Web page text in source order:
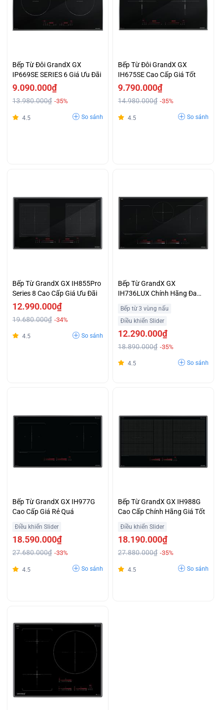
Bếp Từ Đôi GrandX GX
IP669SE SERIES 6 Giá Ưu Đãi
9.090.000₫
13.980.000₫ -35%
4.5 So sánh
Bếp Từ Đôi GrandX GX
IH675SE Cao Cấp Giá Tốt
9.790.000₫
14.980.000₫ -35%
4.5 So sánh
Bếp Từ GrandX GX IH855Pro
Series 8 Cao Cấp Giá Ưu Đãi
12.990.000₫
19.680.000₫ -34%
4.5 So sánh
Bếp Từ GrandX GX
IH736LUX Chính Hãng Đa
Bếp từ 3 vùng nấu
Điều khiển Slider
12.290.000₫
18.890.000₫ -35%
4.5 So sánh
Bếp Từ GrandX GX IH977G
Cao Cấp Giá Rẻ Quá
Điều khiển Slider
18.590.000₫
27.680.000₫ -33%
4.5 So sánh
Bếp Từ GrandX GX IH988G
Cao Cấp Chính Hãng Giá Tốt
Điều khiển Slider
18.190.000₫
27.880.000₫ -35%
4.5 So sánh